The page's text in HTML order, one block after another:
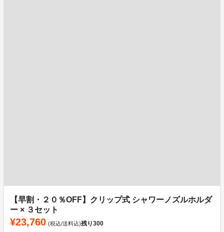
【早割・２０％OFF】クリップ式 シャワーノズルホルダ
ー × ３セット
¥23,760 (税込/送料込)残り300